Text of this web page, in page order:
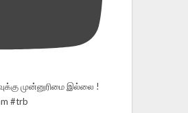
முன்னுரிமை இல்லை !
#trb